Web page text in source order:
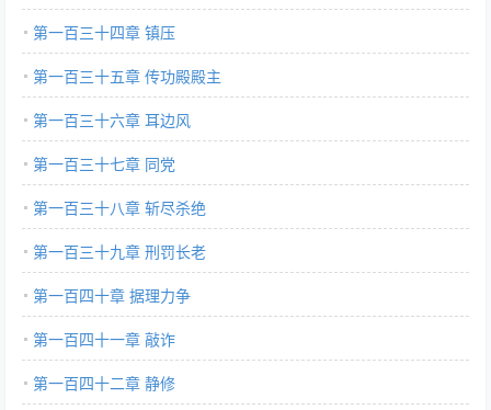
第一百三十四章 镇压
第一百三十五章 传功殿殿主
第一百三十六章 耳边风
第一百三十七章 同党
第一百三十八章 斩尽杀绝
第一百三十九章 刑罚长老
第一百四十章 据理力争
第一百四十一章 敲诈
第一百四十二章 静修